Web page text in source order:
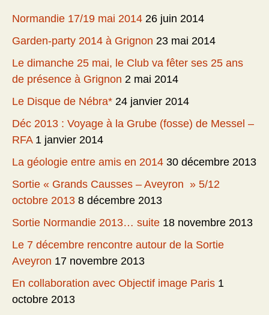
Normandie 17/19 mai 2014 26 juin 2014
Garden-party 2014 à Grignon 23 mai 2014
Le dimanche 25 mai, le Club va fêter ses 25 ans
de présence à Grignon 2 mai 2014
Le Disque de Nébra* 24 janvier 2014
Déc 2013 : Voyage à la Grube (fosse) de Messel –
RFA 1 janvier 2014
La géologie entre amis en 2014 30 décembre 2013
Sortie « Grands Causses – Aveyron » 5/12
octobre 2013 8 décembre 2013
Sortie Normandie 2013… suite 18 novembre 2013
Le 7 décembre rencontre autour de la Sortie
Aveyron 17 novembre 2013
En collaboration avec Objectif image Paris 1
octobre 2013